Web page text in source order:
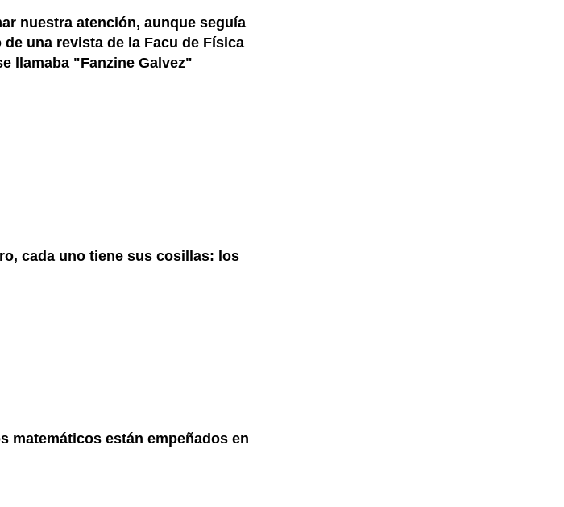
nuestra atención, aunque seguía
una revista de la Facu de Física
llamaba "Fanzine Galvez"
cada uno tiene sus cosillas: los
matemáticos están empeñados en